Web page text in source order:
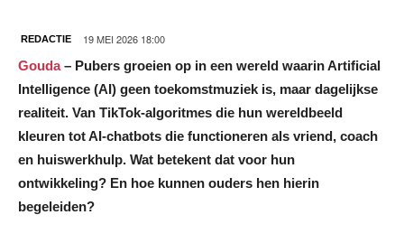
REDACTIE 19 MEI 2026 18:00
Gouda– Pubers groeien op in een wereld waarin Artificial
Intelligence (AI) geen toekomstmuziek is, maar dagelijkse
realiteit. Van TikTok‑algoritmes die hun wereldbeeld
kleuren tot AI‑chatbots die functioneren als vriend, coach
en huiswerkhulp. Wat betekent dat voor hun
ontwikkeling? En hoe kunnen ouders hen hierin
begeleiden?